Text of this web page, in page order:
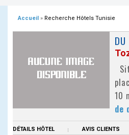
Accueil » Recherche Hôtels Tunisie
10
de
DÉTAILS HÔTEL AVIS CLIENTS